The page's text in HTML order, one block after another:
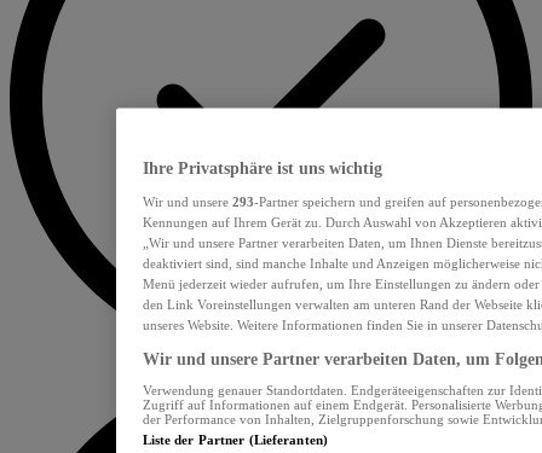
Ihre Privatsphäre ist uns wichtig
Wir und unsere 293-Partner speichern und greifen auf
Kennungen auf Ihrem Gerät zu. Durch Auswahl von Akzeptieren
„Wir und unsere Partner verarbeiten Daten, um Ihnen Dienste
deaktiviert sind, sind manche Inhalte und Anzeigen möglicherweise
Menü jederzeit wieder aufrufen, um Ihre Einstellungen zu ändern
den Link Voreinstellungen verwalten am unteren Rand der Webseite
unseres Website. Weitere Informationen finden Sie in unserer
Wir und unsere Partner verarbeiten Daten, um
Verwendung genauer Standortdaten. Endgeräteeigenschaften zur
Zugriff auf Informationen auf einem Endgerät. Personalisierte
der Performance von Inhalten, Zielgruppenforschung sowie
Liste der Partner (Lieferanten)